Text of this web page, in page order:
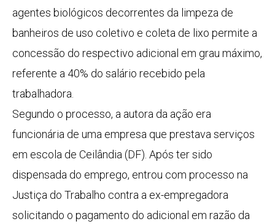
agentes biológicos decorrentes da limpeza de
banheiros de uso coletivo e coleta de lixo permite a
concessão do respectivo adicional em grau máximo,
referente a 40% do salário recebido pela
trabalhadora.
Segundo o processo, a autora da ação era
funcionária de uma empresa que prestava serviços
em escola de Ceilândia (DF). Após ter sido
dispensada do emprego, entrou com processo na
Justiça do Trabalho contra a ex-empregadora
solicitando o pagamento do adicional em razão da